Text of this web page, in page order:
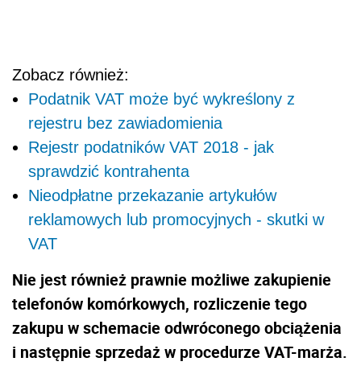
Zobacz również:
Podatnik VAT może być wykreślony z
rejestru bez zawiadomienia
Rejestr podatników VAT 2018 - jak
sprawdzić kontrahenta
Nieodpłatne przekazanie artykułów
reklamowych lub promocyjnych - skutki w
VAT
Nie jest również prawnie możliwe zakupienie
telefonów komórkowych, rozliczenie tego
zakupu w schemacie odwróconego obciążenia
i następnie sprzedaż w procedurze VAT-marża.